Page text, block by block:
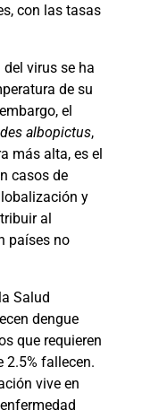
con las tasas
virus se ha
de su
el
albopictus,
más alta, es el
casos de
y
al
países no
Salud
dengue
que requieren
fallecen.
vive en